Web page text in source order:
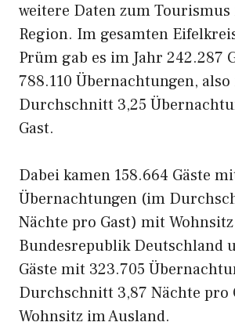
weitere Daten zum
Region. Im gesamten
Prüm gab es im Jahr 242.287
788.110 Übernachtungen,
Durchschnitt 3,25
Gast.
Dabei kamen 158.664 Gäste
Übernachtungen (im
Nächte pro Gast) mit
Bundesrepublik Deutschland
Gäste mit 323.705
Durchschnitt 3,87 Nächte pro
Wohnsitz im Ausland.